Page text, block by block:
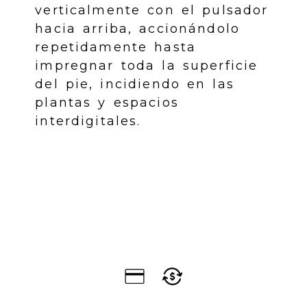
verticalmente con el pulsador
hacia arriba, accionándolo
repetidamente hasta
impregnar toda la superficie
del pie, incidiendo en las
plantas y espacios
interdigitales.